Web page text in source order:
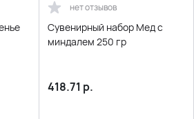
нет отзывов
Сувенирный набор Мед с
миндалем 250 гр
418.71 р.